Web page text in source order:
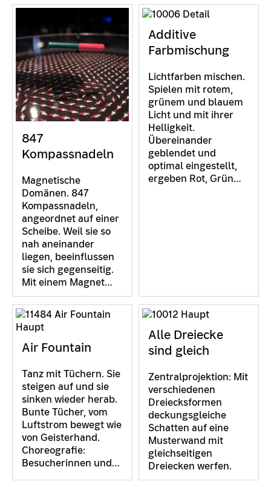
847
Kompassnadeln
Magnetische
Domänen. 847
Kompassnadeln,
angeordnet auf einer
Scheibe. Weil sie so
nah aneinander
liegen, beeinflussen
sie sich gegenseitig.
Mit einem Magnet…
Additive
Farbmischung
Lichtfarben mischen.
Spielen mit rotem,
grünem und blauem
Licht und mit ihrer
Helligkeit.
Übereinander
geblendet und
optimal eingestellt,
ergeben Rot, Grün…
Air Fountain
Tanz mit Tüchern. Sie
steigen auf und sie
sinken wieder herab.
Bunte Tücher, vom
Luftstrom bewegt wie
von Geisterhand.
Choreografie:
Besucherinnen und…
Alle Dreiecke
sind gleich
Zentralprojektion: Mit
verschiedenen
Dreiecksformen
deckungsgleiche
Schatten auf eine
Musterwand mit
gleichseitigen
Dreiecken werfen.